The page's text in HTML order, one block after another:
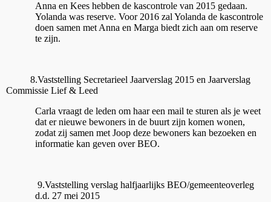
Anna en Kees hebben de kascontrole van 2015 gedaan.
Yolanda was reserve. Voor 2016 zal Yolanda de kascontrole
doen samen met Anna en Marga biedt zich aan om reserve
te zijn.
8.Vaststelling Secretarieel Jaarverslag 2015 en Jaarverslag
Commissie Lief & Leed
Carla vraagt de leden om haar een mail te sturen als je weet
dat er nieuwe bewoners in de buurt zijn komen wonen,
zodat zij samen met Joop deze bewoners kan bezoeken en
informatie kan geven over BEO.
9.Vaststelling verslag halfjaarlijks BEO/gemeenteoverleg
d.d. 27 mei 2015